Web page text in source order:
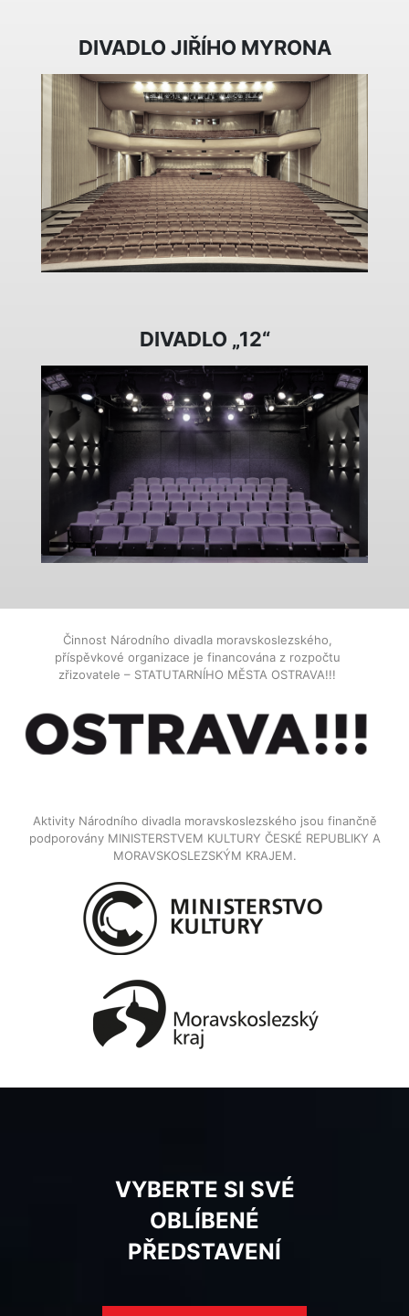
DIVADLO JIŘÍHO MYRONA
DIVADLO „12“
Činnost Národního divadla moravskoslezského,
příspěvkové organizace je financována z rozpočtu
zřizovatele – STATUTARNÍHO MĚSTA OSTRAVA!!!
Aktivity Národního divadla moravskoslezského jsou finančně
podporovány MINISTERSTVEM KULTURY ČESKÉ REPUBLIKY A
MORAVSKOSLEZSKÝM KRAJEM.
VYBERTE SI SVÉ
OBLÍBENÉ
PŘEDSTAVENÍ